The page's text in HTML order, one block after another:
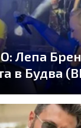
Лепа
в Будва